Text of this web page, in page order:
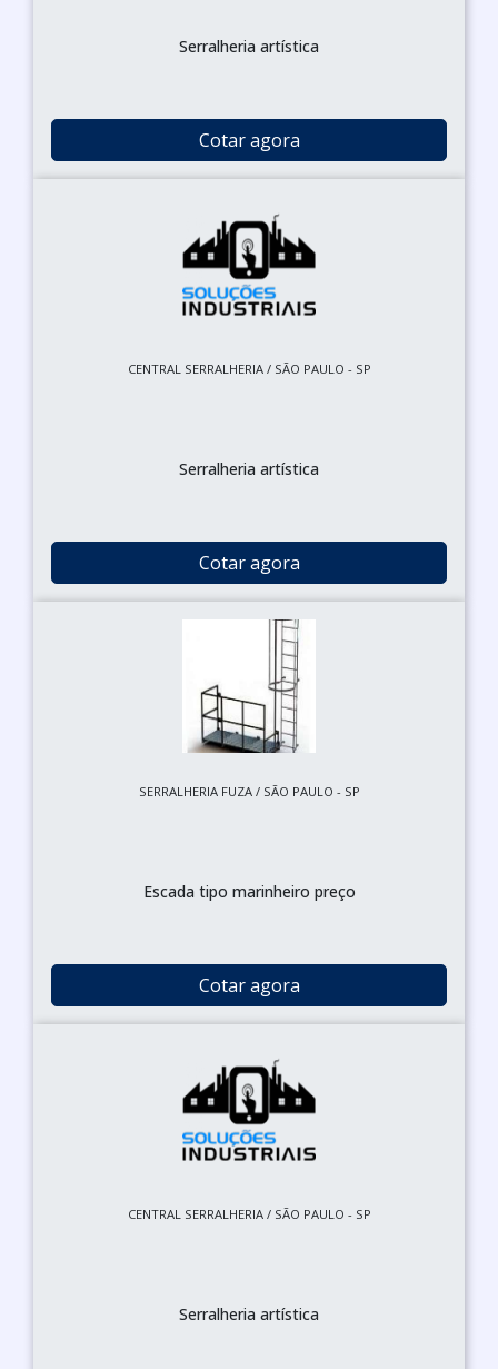
Serralheria artística
Cotar agora
CENTRAL SERRALHERIA / SÃO PAULO - SP
Serralheria artística
Cotar agora
SERRALHERIA FUZA / SÃO PAULO - SP
Escada tipo marinheiro preço
Cotar agora
CENTRAL SERRALHERIA / SÃO PAULO - SP
Serralheria artística